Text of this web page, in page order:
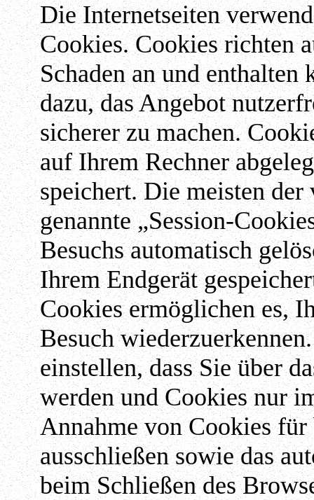
Die Internetseiten
Cookies. Cookies richten
Schaden an und
dazu, das Angebot
sicherer zu machen.
auf Ihrem Rechner
speichert. Die meisten
genannte „Session-
Besuchs automatisch
Ihrem Endgerät
Cookies ermöglichen es,
Besuch
einstellen, dass Sie über
werden und Cookies nur
Annahme von Cookies
ausschließen sowie das
beim Schließen des